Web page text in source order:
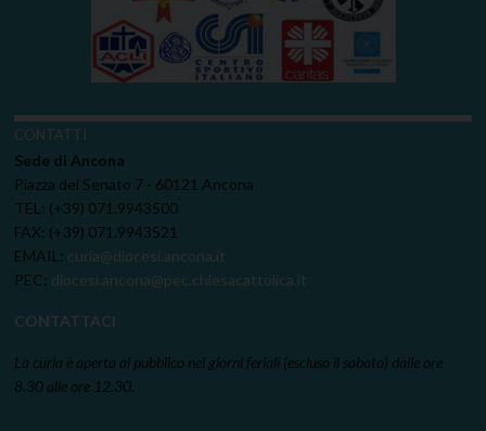
CONTATTI
Sede di Ancona
Piazza del Senato 7 - 60121 Ancona
TEL: (+39) 071.9943500
FAX: (+39) 071.9943521
EMAIL: curia@diocesi.ancona.it
PEC: diocesi.ancona@pec.chiesacattolica.it
CONTATTACI
La curia è aperta al pubblico nei giorni feriali (escluso il sabato) dalle ore
8.30 alle ore 12.30.